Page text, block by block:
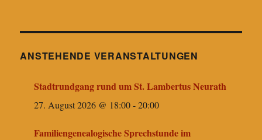
ANSTEHENDE VERANSTALTUNGEN
Stadtrundgang rund um St. Lambertus Neurath
27. August 2026 @ 18:00-20:00
Familiengenealogische Sprechstunde im